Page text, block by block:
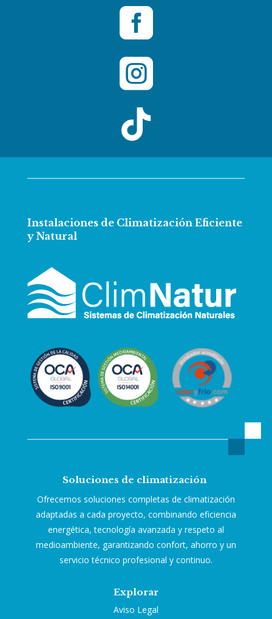



Instalaciones de Climatización Eficiente
y Natural
Soluciones de climatización
Ofrecemos soluciones completas de climatización
adaptadas a cada proyecto, combinando eficiencia
energética, tecnología avanzada y respeto al
medioambiente, garantizando confort, ahorro y un
servicio técnico profesional y continuo.
Explorar
Aviso Legal